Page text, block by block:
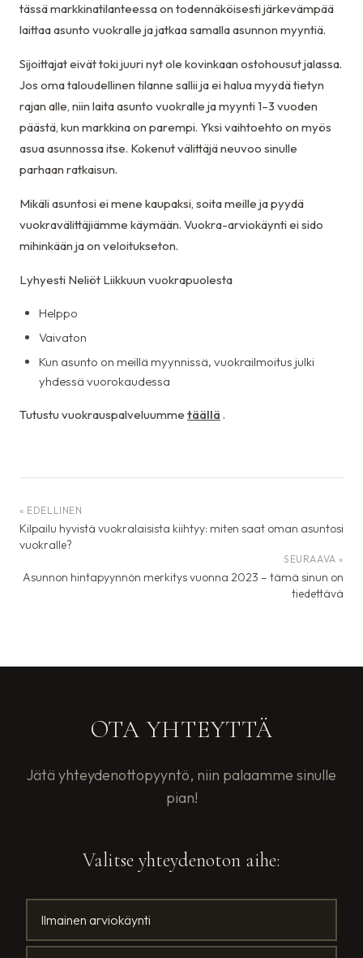
tässä markkinatilanteessa on todennäköisesti järkevämpää
laittaa asunto vuokralle ja jatkaa samalla asunnon myyntiä.
Sijoittajat eivät toki juuri nyt ole kovinkaan ostohousut jalassa.
Jos oma taloudellinen tilanne sallii ja ei halua myydä tietyn
rajan alle, niin laita asunto vuokralle ja myynti 1–3 vuoden
päästä, kun markkina on parempi. Yksi vaihtoehto on myös
asua asunnossa itse. Kokenut välittäjä neuvoo sinulle
parhaan ratkaisun.
Mikäli asuntosi ei mene kaupaksi, soita meille ja pyydä
vuokravälittäjiämme käymään. Vuokra-arviokäynti ei sido
mihinkään ja on veloitukseton.
Lyhyesti Neliöt Liikkuun vuokrapuolesta
Helppo
Vaivaton
Kun asunto on meillä myynnissä, vuokrailmoitus julki
yhdessä vuorokaudessa
Tutustu vuokrauspalveluumme täällä .
« EDELLINEN
Kilpailu hyvistä vuokralaisista kiihtyy: miten saat oman asuntosi
vuokralle?
SEURAAVA »
Asunnon hintapyynnön merkitys vuonna 2023 – tämä sinun on
tiedettävä
OTA YHTEYTTÄ
Jätä yhteydenottopyyntö, niin palaamme sinulle
pian!
Valitse yhteydenoton aihe:
Ilmainen arviokäynti